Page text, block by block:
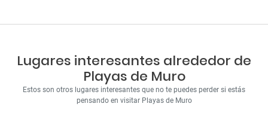
Lugares interesantes alrededor de
Playas de Muro
Estos son otros lugares interesantes que no te puedes perder si estás
pensando en visitar Playas de Muro